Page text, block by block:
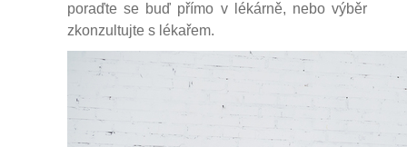
poraďte se buď přímo v lékárně, nebo výběr
zkonzultujte s lékařem.